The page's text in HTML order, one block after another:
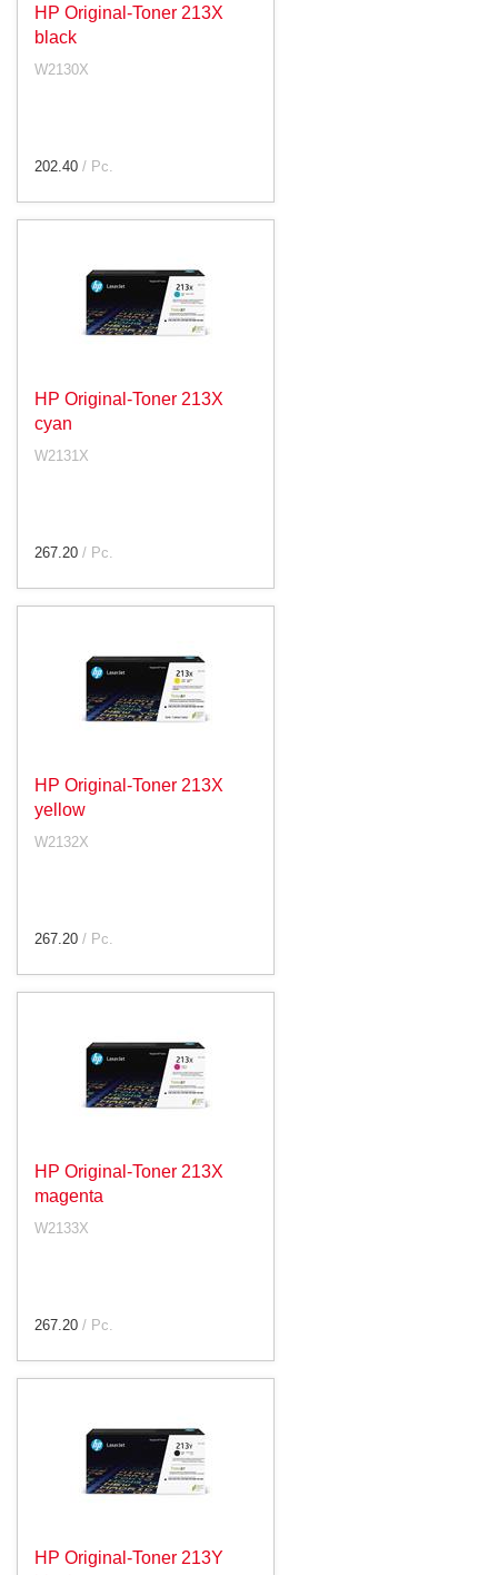
HP Original-Toner 213X
black
W2130X
202.40 / Pc.
HP Original-Toner 213X
cyan
W2131X
267.20 / Pc.
HP Original-Toner 213X
yellow
W2132X
267.20 / Pc.
HP Original-Toner 213X
magenta
W2133X
267.20 / Pc.
HP Original-Toner 213Y